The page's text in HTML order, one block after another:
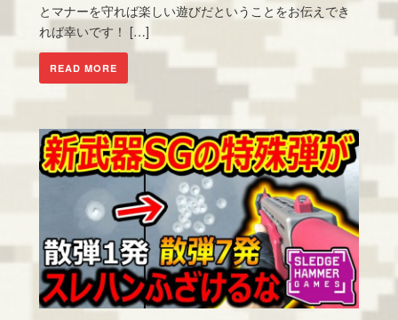
とマナーを守れば楽しい遊びだということをお伝えでき
れば幸いです！ […]
READ MORE